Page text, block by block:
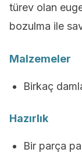
türev olan
bozulma ile
Malzemeler
Birkaç
Hazırlık
Bir parça